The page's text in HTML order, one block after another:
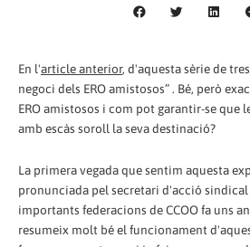
En l'article anterior, d'aquesta sèrie de
negoci dels ERO amistosos” . Bé, però
ERO amistosos i com pot garantir-se que
amb escàs soroll la seva destinació?
La primera vegada que sentim aquesta
pronunciada pel secretari d'acció sindical
importants federacions de CCOO fa uns
resumeix molt bé el funcionament